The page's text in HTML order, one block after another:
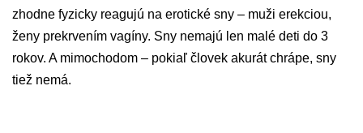
zhodne fyzicky reagujú na erotické sny – muži erekciou,
ženy prekrvením vagíny. Sny nemajú len malé deti do 3
rokov. A mimochodom – pokiaľ človek akurát chrápe, sny
tiež nemá.